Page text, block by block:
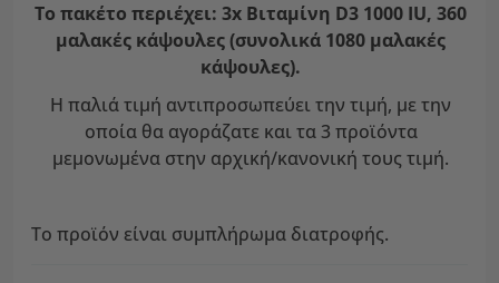
Το πακέτο περιέχει: 3x Βιταμίνη D3 1000 IU, 360
μαλακές κάψουλες (συνολικά 1080 μαλακές
κάψουλες).
Η παλιά τιμή αντιπροσωπεύει την τιμή, με την
οποία θα αγοράζατε και τα 3 προϊόντα
μεμονωμένα στην αρχική/κανονική τους τιμή.
Το προϊόν είναι συμπλήρωμα διατροφής.